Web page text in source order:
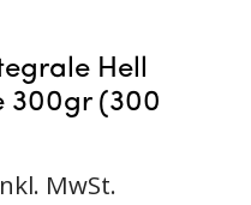
Hell
300gr (300
MwSt.